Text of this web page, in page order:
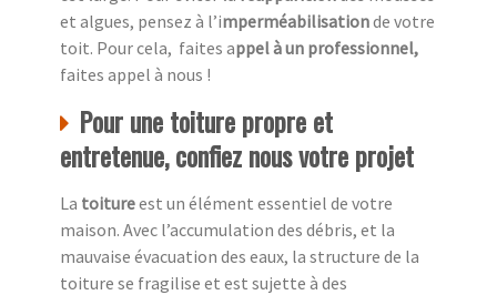
et algues, pensez à l’imperméabilisationde votre
toit. Pour cela, faites appel à un professionnel,
faites appel à nous !
Pour une toiture propre et
entretenue, confiez nous votre projet
La toitureest un élément essentiel de votre
maison. Avec l’accumulation des débris, et la
mauvaise évacuation des eaux, la structure de la
toiture se fragilise et est sujette à des